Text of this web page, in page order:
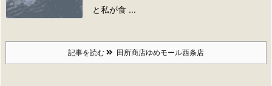
と私が食 ...
記事を読む 田所商店ゆめモール西条店